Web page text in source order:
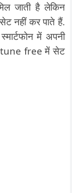
जाती है लेकिन
नहीं कर पाते हैं.
में अपनी
tune free में सेट